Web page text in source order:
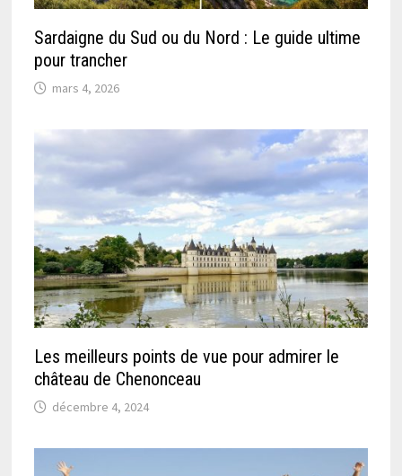
Sardaigne du Sud ou du Nord : Le guide ultime
pour trancher
mars 4, 2026
Les meilleurs points de vue pour admirer le
château de Chenonceau
décembre 4, 2024